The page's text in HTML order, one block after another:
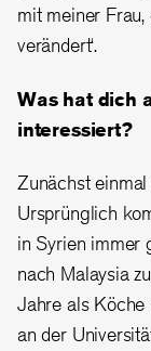
mit meiner
verändert‘.
Was hat dich
interessiert?
Zunächst
Ursprünglich
in Syrien immer
nach Malaysia
Jahre als Köche
an der